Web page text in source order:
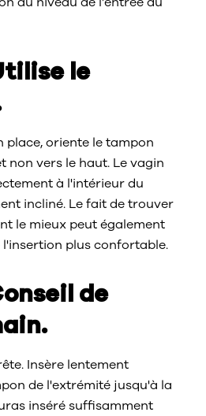
le
place, oriente le tampon
non vers le haut. Le vagin
à l'intérieur du
incliné. Le fait de trouver
le mieux peut également
plus confortable.
de
Insère lentement
de l'extrémité jusqu'à la
inséré suffisamment